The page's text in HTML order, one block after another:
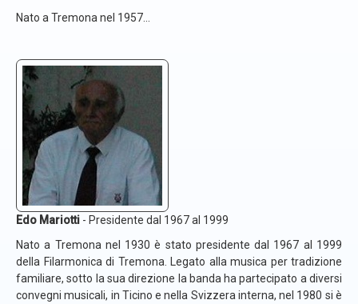
Nato a Tremona nel 1957...
Edo Mariotti - Presidente dal 1967 al 1999
Nato a Tremona nel 1930 è stato presidente dal 1967 al 1999
della Filarmonica di Tremona. Legato alla musica per tradizione
familiare, sotto la sua direzione la banda ha partecipato a diversi
convegni musicali, in Ticino e nella Svizzera interna, nel 1980 si è